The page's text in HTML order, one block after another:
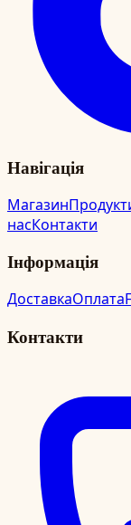
Навігація
Магазин
насКонтакти
Інформація
ДоставкаОплата
Контакти